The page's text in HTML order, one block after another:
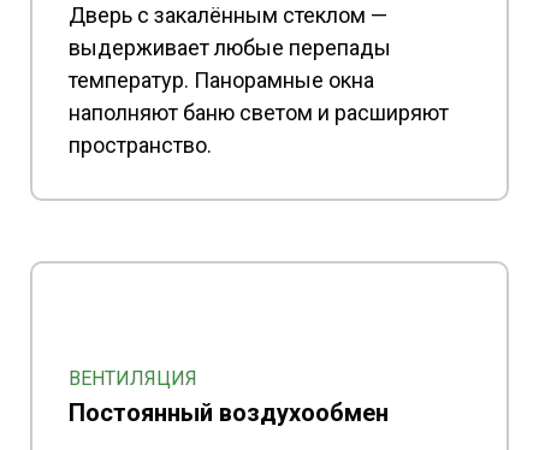
Дверь с закалённым стеклом —
выдерживает любые перепады
температур. Панорамные окна
наполняют баню светом и расширяют
пространство.
Постоянный воздухообмен
ВЕНТИЛЯЦИЯ